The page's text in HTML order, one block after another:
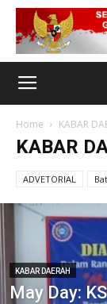
Home KABAR
KABAR
ADVETORIAL
KABAR DAERAH
May Day: